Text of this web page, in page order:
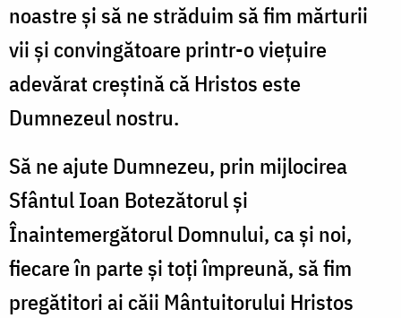
noastre şi să ne străduim să fim mărturii
vii şi convingătoare printr-o vieţuire
adevărat creştină că Hristos este
Dumnezeul nostru.
Să ne ajute Dumnezeu, prin mijlocirea
Sfântul Ioan Botezătorul şi
Înaintemergătorul Domnului, ca şi noi,
fiecare în parte şi toţi împreună, să fim
pregătitori ai căii Mântuitorului Hristos